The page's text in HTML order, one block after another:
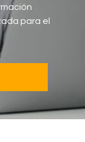
para el